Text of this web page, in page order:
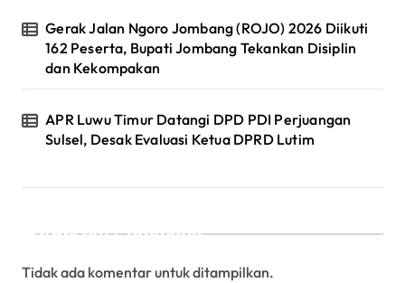
Gerak Jalan Ngoro Jombang (ROJO) 2026 Diikuti
162 Peserta, Bupati Jombang Tekankan Disiplin
dan Kekompakan
APR Luwu Timur Datangi DPD PDI Perjuangan
Sulsel, Desak Evaluasi Ketua DPRD Lutim
Recent Comments
Tidak ada komentar untuk ditampilkan.